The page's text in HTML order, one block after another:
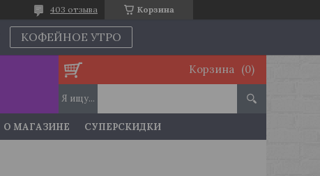
Корзина
403 отзыва
КОФЕЙНОЕ УТРО
Корзина
О МАГАЗИНЕ СУПЕРСКИДКИ